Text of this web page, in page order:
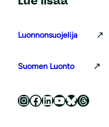
Luonnonsuojelija
Suomen Luonto
Luonnonsuojeluliitto Instagramissa Luonnonsuojeluliitto Facebookissa Luonnonsuojeluliitto LinkedInissä Luonnonsuojeluliiton YouTube-kanava Luonnonsuojeluliitto Blueskyssa Luonnonsuojeluliitto Threadsissa